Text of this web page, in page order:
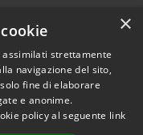
© 2026 • Comune di
Erba • Powered by
×
assimilati strettamente
navigazione del sito,
fine di elaborare
e anonime.
policy al seguente link